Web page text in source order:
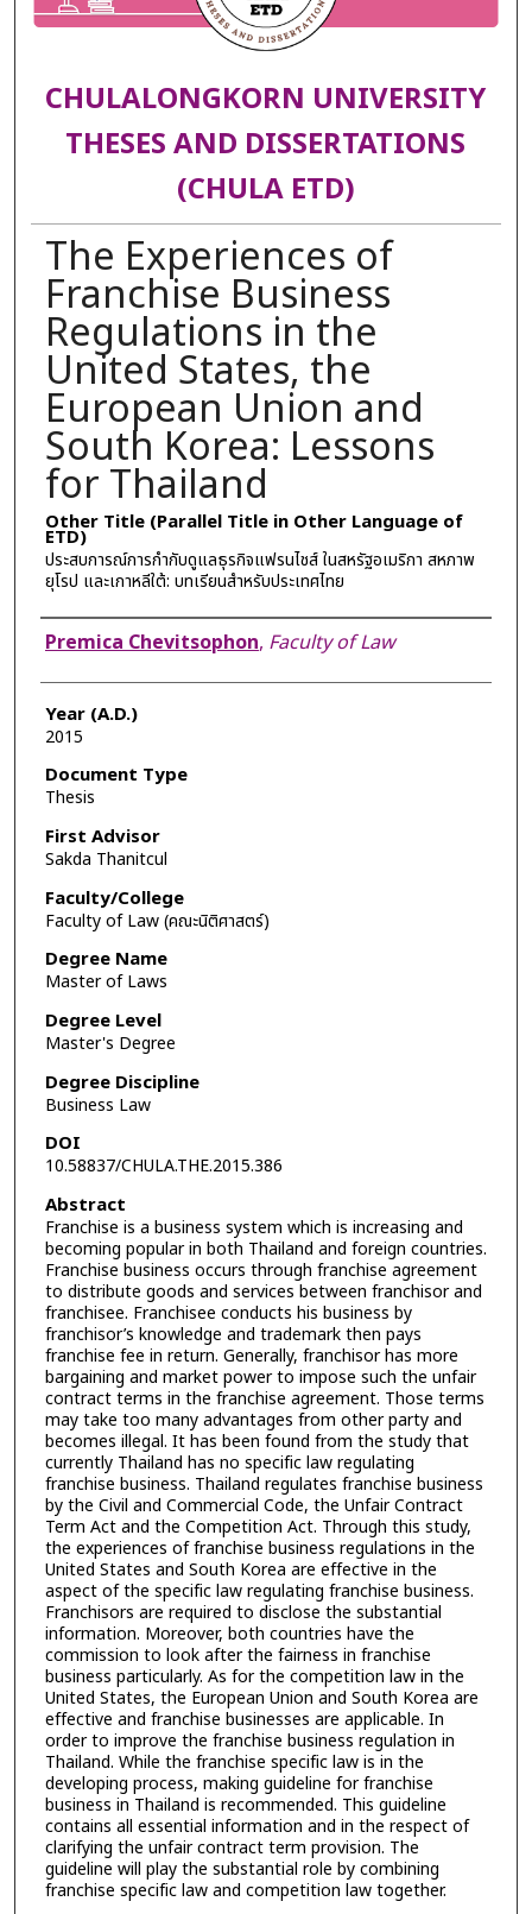
CHULALONGKORN UNIVERSITY
THESES AND DISSERTATIONS
(CHULA ETD)
The Experiences of
Franchise Business
Regulations in the
United States, the
European Union and
South Korea: Lessons
for Thailand
Other Title (Parallel Title in Other Language of
ETD)
ประสบการณ์การกำกับดูแลธุรกิจแฟรนไชส์ ในสหรัฐอเมริกา สหภาพ
ยุโรป และเกาหลีใต้: บทเรียนสำหรับประเทศไทย
Author
Premica Chevitsophon, Faculty of Law
Year (A.D.)
2015
Document Type
Thesis
First Advisor
Sakda Thanitcul
Faculty/College
Faculty of Law (คณะนิติศาสตร์)
Degree Name
Master of Laws
Degree Level
Master's Degree
Degree Discipline
Business Law
DOI
10.58837/CHULA.THE.2015.386
Abstract
Franchise is a business system which is increasing and
becoming popular in both Thailand and foreign countries.
Franchise business occurs through franchise agreement
to distribute goods and services between franchisor and
franchisee. Franchisee conducts his business by
franchisor’s knowledge and trademark then pays
franchise fee in return. Generally, franchisor has more
bargaining and market power to impose such the unfair
contract terms in the franchise agreement. Those terms
may take too many advantages from other party and
becomes illegal. It has been found from the study that
currently Thailand has no specific law regulating
franchise business. Thailand regulates franchise business
by the Civil and Commercial Code, the Unfair Contract
Term Act and the Competition Act. Through this study,
the experiences of franchise business regulations in the
United States and South Korea are effective in the
aspect of the specific law regulating franchise business.
Franchisors are required to disclose the substantial
information. Moreover, both countries have the
commission to look after the fairness in franchise
business particularly. As for the competition law in the
United States, the European Union and South Korea are
effective and franchise businesses are applicable. In
order to improve the franchise business regulation in
Thailand. While the franchise specific law is in the
developing process, making guideline for franchise
business in Thailand is recommended. This guideline
contains all essential information and in the respect of
clarifying the unfair contract term provision. The
guideline will play the substantial role by combining
franchise specific law and competition law together.